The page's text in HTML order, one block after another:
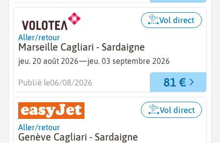
Aller/retour
Marseille Cagliari - Sardaigne
jeu. 20 août 2026—jeu. 03 septembre 2026
Vol direct
81 €
Publié le06/08/2026
Aller/retour
Genève Cagliari - Sardaigne
Vol direct